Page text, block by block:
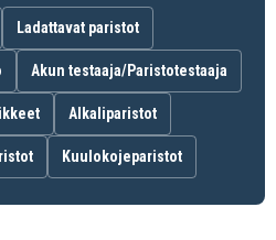
(Varta) BR1220-1W
(Varta)
(Varta)
DL1220B (Varta)
(Varta)(Varta)
Ladattavat paristot
Akun testaaja/Paristotestaaja
Alkaliparistot
Kuulokojeparistot